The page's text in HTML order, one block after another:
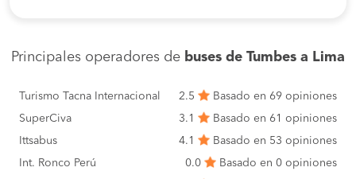
Principales operadores de buses de Tumbes a Lima
Turismo Tacna Internacional 2.5
Basado en 69 opiniones
SuperCiva
3.1
Basado en 61 opiniones
Ittsabus
4.1
Basado en 53 opiniones
Int. Ronco Perú
0.0
Basado en 0 opiniones